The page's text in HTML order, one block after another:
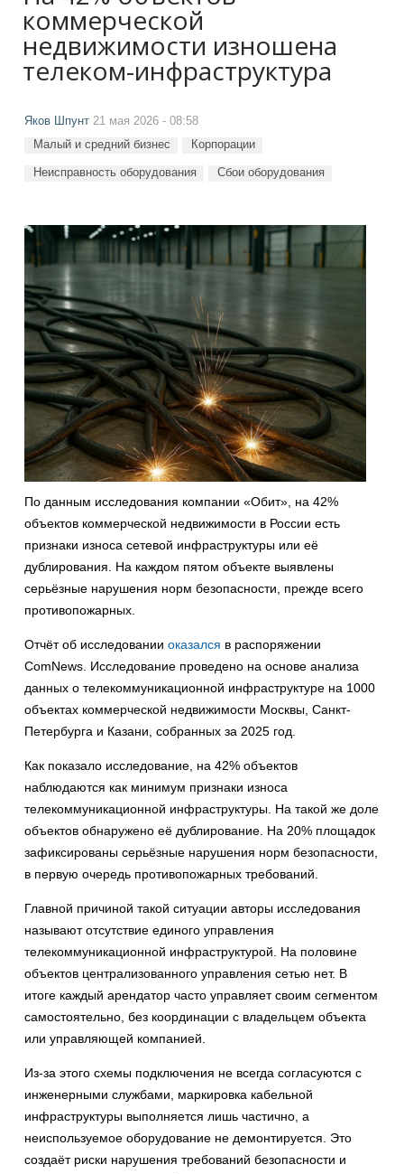
коммерческой
недвижимости изношена
телеком-инфраструктура
Яков Шпунт 21 мая 2026 - 08:58
Малый и средний бизнес Корпорации
Неисправность оборудования Сбои оборудования
По данным исследования компании «Обит», на 42%
объектов коммерческой недвижимости в России есть
признаки износа сетевой инфраструктуры или её
дублирования. На каждом пятом объекте выявлены
серьёзные нарушения норм безопасности, прежде всего
противопожарных.
Отчёт об исследовании оказался в распоряжении
ComNews. Исследование проведено на основе анализа
данных о телекоммуникационной инфраструктуре на 1000
объектах коммерческой недвижимости Москвы, Санкт-
Петербурга и Казани, собранных за 2025 год.
Как показало исследование, на 42% объектов
наблюдаются как минимум признаки износа
телекоммуникационной инфраструктуры. На такой же доле
объектов обнаружено её дублирование. На 20% площадок
зафиксированы серьёзные нарушения норм безопасности,
в первую очередь противопожарных требований.
Главной причиной такой ситуации авторы исследования
называют отсутствие единого управления
телекоммуникационной инфраструктурой. На половине
объектов централизованного управления сетью нет. В
итоге каждый арендатор часто управляет своим сегментом
самостоятельно, без координации с владельцем объекта
или управляющей компанией.
Из-за этого схемы подключения не всегда согласуются с
инженерными службами, маркировка кабельной
инфраструктуры выполняется лишь частично, а
неиспользуемое оборудование не демонтируется. Это
создаёт риски нарушения требований безопасности и